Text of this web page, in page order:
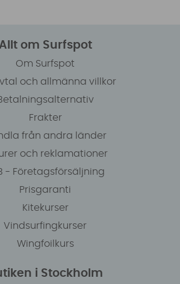
Allt om Surfspot
Om Surfspot
och allmänna villkor
Frakter
från andra länder
och reklamationer
- Företagsförsäljning
Prisgaranti
Kitekurser
Vindsurfingkurser
Wingfoilkurs
i Stockholm